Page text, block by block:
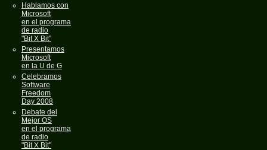
Hablamos con
Microsoft
en el programa
de radio
"Bit X Bit"
Presentamos
Microsoft
en la U de G
Celebramos
Software
Freedom
Day 2008
Debate del
Mejor OS
en el programa
de radio
"Bit X Bit"